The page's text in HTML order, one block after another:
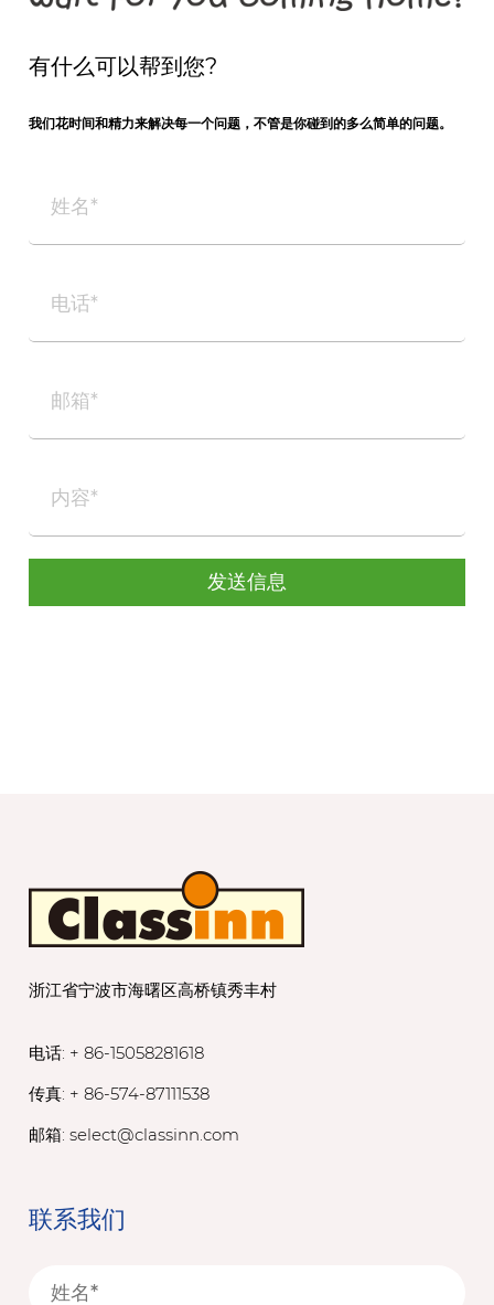
有什么可以帮到您?
我们花时间和精力来解决每一个问题，不管是你碰到的多么简单的问题。
浙江省宁波市海曙区高桥镇秀丰村
电话: + 86-15058281618
传真: + 86-574-87111538
邮箱:select@classinn.com
联系我们